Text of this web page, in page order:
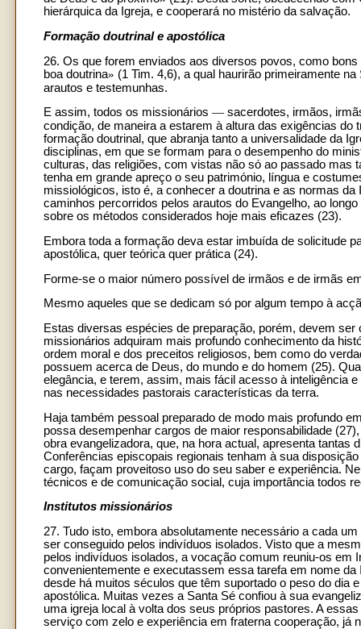
hierárquica da Igreja, e cooperará no mistério da salvação.
Formação doutrinal e apostólica
26. Os que forem enviados aos diversos povos, como
boa doutrina» (1 Tim. 4,6), a qual haurirão primeiramente
arautos e testemunhas.
E assim, todos os missionários — sacerdotes, irmãos,
condição, de maneira a estarem à altura das exigências
formação doutrinal, que abranja tanto a universalidade da
disciplinas, em que se formam para o desempenho do
culturas, das religiões, com vistas não só ao passado mas
tenha em grande apreço o seu património, língua e
missiológicos, isto é, a conhecer a doutrina e as normas
caminhos percorridos pelos arautos do Evangelho, ao
sobre os métodos considerados hoje mais eficazes (23).
Embora toda a formação deva estar imbuída de solicitude
apostólica, quer teórica quer prática (24).
Forme-se o maior número possível de irmãos e de irmãs
Mesmo aqueles que se dedicam só por algum tempo à
Estas diversas espécies de preparação, porém, devem
missionários adquiram mais profundo conhecimento da
ordem moral e dos preceitos religiosos, bem como do
possuem acerca de Deus, do mundo e do homem (25).
elegância, e terem, assim, mais fácil acesso à inteligência
nas necessidades pastorais características da terra.
Haja também pessoal preparado de modo mais profundo
possa desempenhar cargos de maior responsabilidade
obra evangelizadora, que, na hora actual, apresenta tantas
Conferências episcopais regionais tenham à sua
cargo, façam proveitoso uso do seu saber e experiência.
técnicos e de comunicação social, cuja importância todos
Institutos missionários
27. Tudo isto, embora absolutamente necessário a cada
ser conseguido pelos indivíduos isolados. Visto que a
pelos indivíduos isolados, a vocação comum reuniu-os
convenientemente e executassem essa tarefa em nome
desde há muitos séculos que têm suportado o peso do dia
apostólica. Muitas vezes a Santa Sé confiou à sua
uma igreja local à volta dos seus próprios pastores. A
serviço com zelo e experiência em fraterna cooperação,